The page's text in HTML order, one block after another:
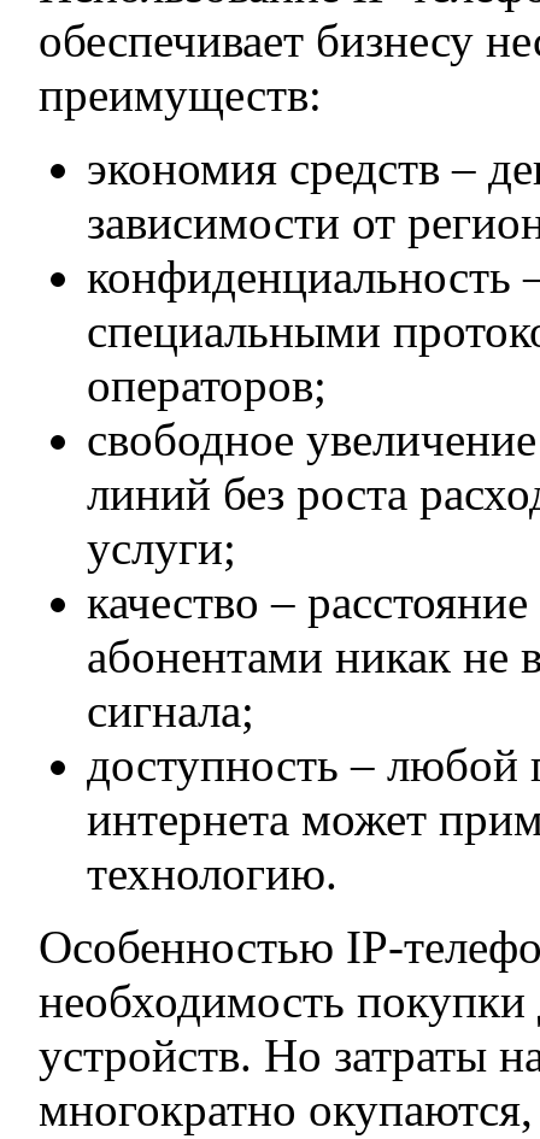
обеспечивает бизнесу
преимуществ:
экономия средств –
зависимости от
конфиденциальность
специальными
операторов;
свободное
линий без роста
услуги;
качество –
абонентами никак не
сигнала;
доступность – любой
интернета может
технологию.
Особенностью IP-
необходимость
устройств. Но затраты
многократно